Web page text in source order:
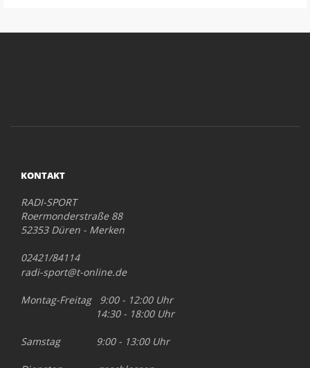
KONTAKT
RADI-SPORT
Roermonderstraße 88
52353 Düren - Merken
02421/84114
radi-sport@t-online.de
Montag-Freitag 9:00 - 12:00 Uhr
14:30 - 18:00 Uhr
Samstag 9:00 - 13:00 Uhr